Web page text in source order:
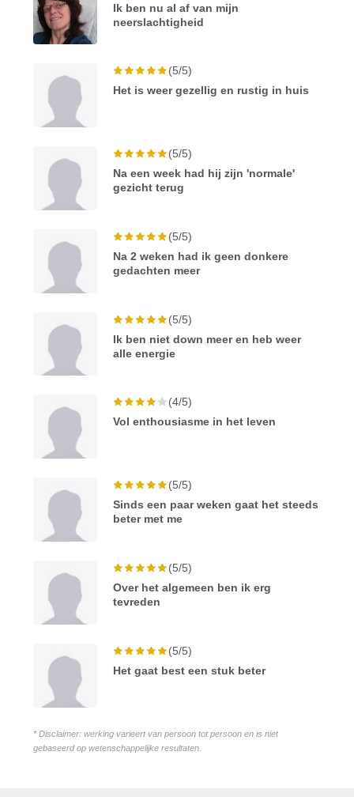
Ik ben nu al af van mijn
neerslachtigheid
(5/5)
Het is weer gezellig en rustig in huis
(5/5)
Na een week had hij zijn 'normale'
gezicht terug
(5/5)
Na 2 weken had ik geen donkere
gedachten meer
(5/5)
Ik ben niet down meer en heb weer
alle energie
(4/5)
Vol enthousiasme in het leven
(5/5)
Sinds een paar weken gaat het steeds
beter met me
(5/5)
Over het algemeen ben ik erg
tevreden
(5/5)
Het gaat best een stuk beter
* Disclaimer: werking varieert van persoon tot persoon en is niet
gebaseerd op wetenschappelijke resultaten.